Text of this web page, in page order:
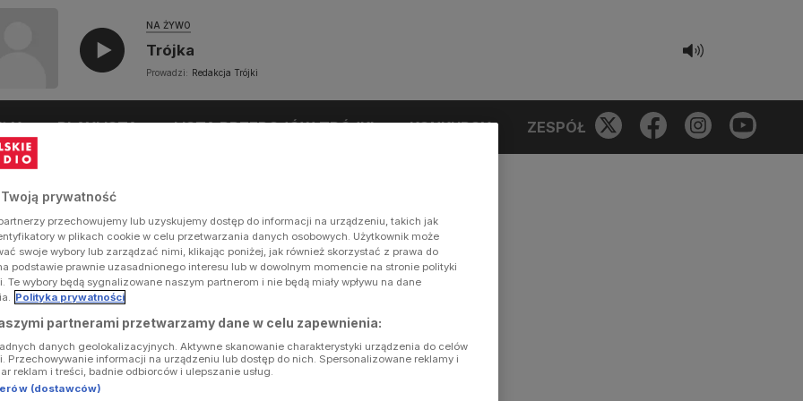
NA ŻYWO
Trójka
Prowadzi: Redakcja Trójki
PLAYLISTA LISTA PRZEBOJÓW TRÓJKI KONKURSY ZESPÓŁ
Twoją prywatność
przechowujemy lub uzyskujemy dostęp do informacji na urządzeniu, takich jak
w plikach cookie w celu przetwarzania danych osobowych. Użytkownik może
swoje wybory lub zarządzać nimi, klikając poniżej, jak również skorzystać z prawa do
podstawie prawnie uzasadnionego interesu lub w dowolnym momencie na stronie polityki
Te wybory będą sygnalizowane naszym partnerom i nie będą miały wpływu na dane
Polityka prywatności
partnerami przetwarzamy dane w celu zapewnienia:
danych geolokalizacyjnych. Aktywne skanowanie charakterystyki urządzenia do celów
Przechowywanie informacji na urządzeniu lub dostęp do nich. Spersonalizowane reklamy i
reklam i treści, badnie odbiorców i ulepszanie usług.
(dostawców)